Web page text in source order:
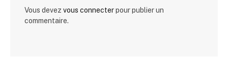
Vous devez vous connecterpour publier un
commentaire.